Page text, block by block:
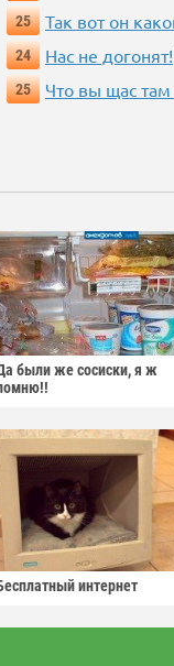
25
Так вот он
24
Нас не догонят!
25
Что вы щас там
были же сосиски, я ж
интернет